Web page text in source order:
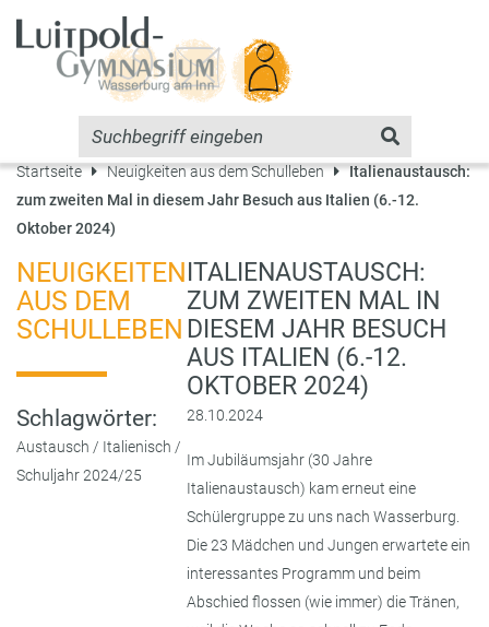
Startseite Neuigkeiten aus dem Schulleben
Italienaustausch:
zum zweiten Mal in diesem Jahr Besuch aus Italien (6.-12.
Oktober 2024)
NEUIGKEITEN
AUS DEM
SCHULLEBEN
Schlagwörter:
Austausch / Italienisch /
Schuljahr 2024/25
ITALIENAUSTAUSCH:
ZUM ZWEITEN MAL IN
DIESEM JAHR BESUCH
AUS ITALIEN (6.-12.
OKTOBER 2024)
28.10.2024
Im Jubiläumsjahr (30 Jahre
Italienaustausch) kam erneut eine
Schülergruppe zu uns nach Wasserburg.
Die 23 Mädchen und Jungen erwartete ein
interessantes Programm und beim
Abschied flossen (wie immer) die Tränen,